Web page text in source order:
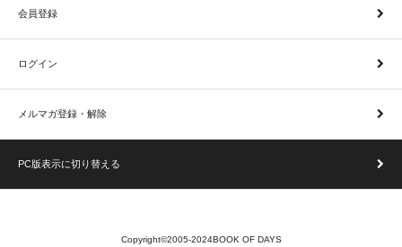
会員登録
ログイン
メルマガ登録・解除
PC版表示に切り替える
Copyright©2005-2024BOOK OF DAYS